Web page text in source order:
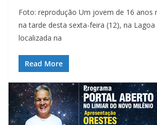
Foto: reprodução Um jovem de 16 anos
na tarde desta sexta-feira (12), na Lagoa
localizada na
Read More